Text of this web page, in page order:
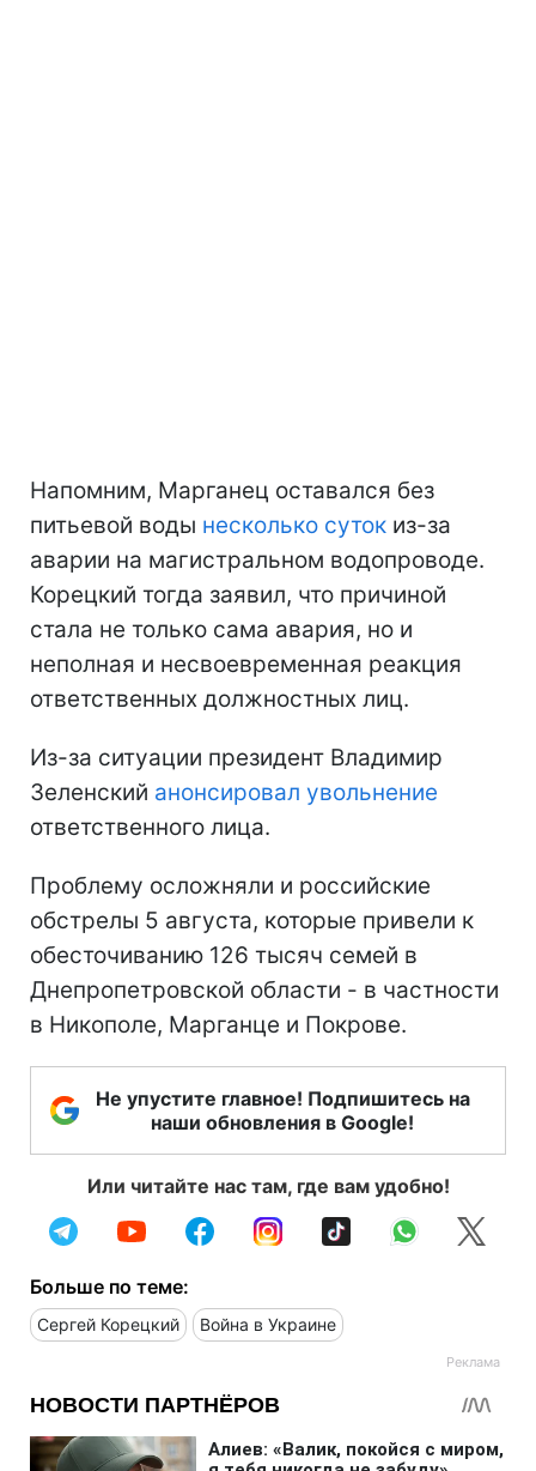
Напомним, Марганец оставался без
питьевой воды несколько суток из-за
аварии на магистральном водопроводе.
Корецкий тогда заявил, что причиной
стала не только сама авария, но и
неполная и несвоевременная реакция
ответственных должностных лиц.
Из-за ситуации президент Владимир
Зеленский анонсировал увольнение
ответственного лица.
Проблему осложняли и российские
обстрелы 5 августа, которые привели к
обесточиванию 126 тысяч семей в
Днепропетровской области - в частности
в Никополе, Марганце и Покрове.
Не упустите главное! Подпишитесь на
наши обновления в Google!
Или читайте нас там, где вам удобно!
Больше по теме:
Сергей Корецкий Война в Украине